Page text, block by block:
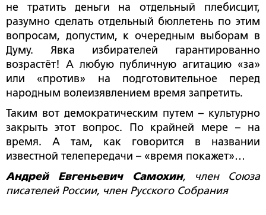
не тратить деньги на отдельный плебисцит,
разумно сделать отдельный бюллетень по этим
вопросам, допустим, к очередным выборам в
Думу. Явка избирателей гарантированно
возрастёт! А любую публичную агитацию «за»
или «против» на подготовительное перед
народным волеизявлением время запретить.
Таким вот демократическим путем – культурно
закрыть этот вопрос. По крайней мере – на
время. А там, как говорится в названии
известной телепередачи – «время покажет»…
Андрей Евгеньевич Самохин, член Союза
писателей России, член Русского Собрания